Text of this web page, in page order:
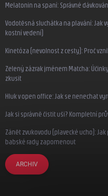
Melatonin na spaní: Správné
Vodotěsná sluchátka na plavání: Jak
kostní vedení)
Kinetóza (nevolnost z cesty): Proč
Zelený zázrak jménem Matcha:
zkusit
Hluk v open office: Jak se nenechat
Jak si správně čistit uši? Kompletní
Zánět zvukovodu (plavecké ucho):
babské rady zapomenout
ARCHIV